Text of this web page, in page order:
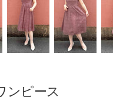
ン
ンピース